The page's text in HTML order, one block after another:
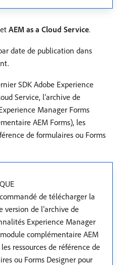
AEM as a Cloud Service.
date de publication dans
SDK Adobe Experience
Service, l’archive de
Manager Forms
AEM Forms), les
de formulaires ou Forms
de télécharger la
version de l’archive de
Experience Manager
complémentaire AEM
les ressources de référence de
ou Forms Designer pour